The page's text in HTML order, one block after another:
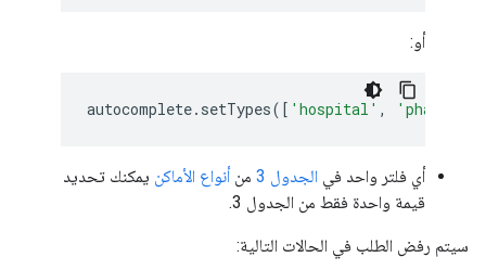
أو:
autocomplete. setTypes([ 'hospital' , 'pharmacy'
أي فلتر واحد في الجدول 3 من أنواع الأماكن يمكنك تحديد
قيمة واحدة فقط من الجدول 3.
سيتم رفض الطلب في الحالات التالية: